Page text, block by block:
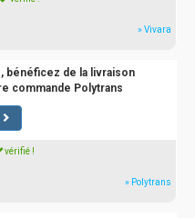
» Vivara
bénéficez de la livraison
commande Polytrans
vérifié !
» Polytrans